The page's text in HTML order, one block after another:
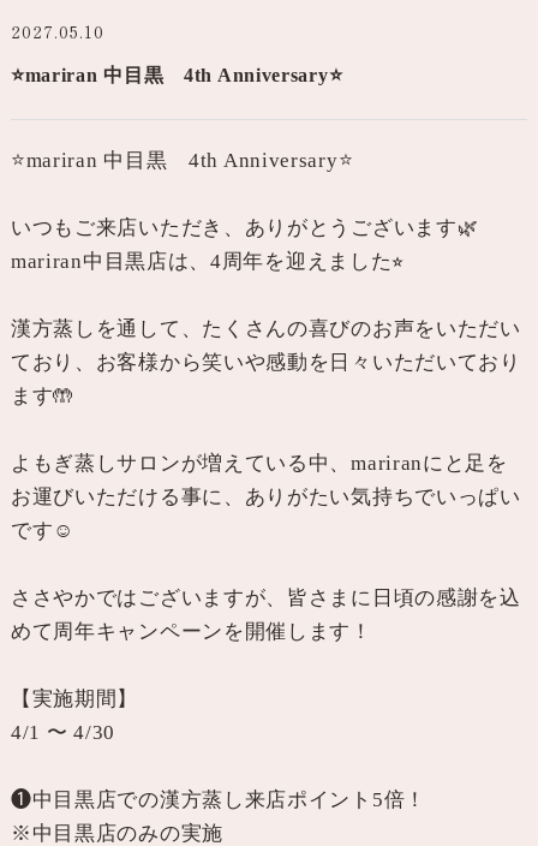
2027.05.10
⭐️mariran 中目黒 4th Anniversary⭐️
⭐️mariran 中目黒 4th Anniversary⭐️
いつもご来店いただき、ありがとうございます🌿
mariran中目黒店は、4周年を迎えました⭐︎
漢方蒸しを通して、たくさんの喜びのお声をいただい
ており、お客様から笑いや感動を日々いただいており
ます🤲
よもぎ蒸しサロンが増えている中、mariranにと足を
お運びいただける事に、ありがたい気持ちでいっぱい
です☺️
ささやかではございますが、皆さまに日頃の感謝を込
めて周年キャンペーンを開催します！
【実施期間】
4/1 〜 4/30
❶中目黒店での漢方蒸し来店ポイント5倍！
※中目黒店のみの実施